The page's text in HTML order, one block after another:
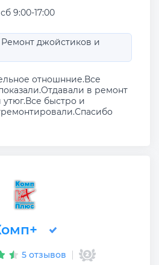
9:00-17:00
джойстиков и
отношнние.Все
в ремонт
быстро и
5 отзывов